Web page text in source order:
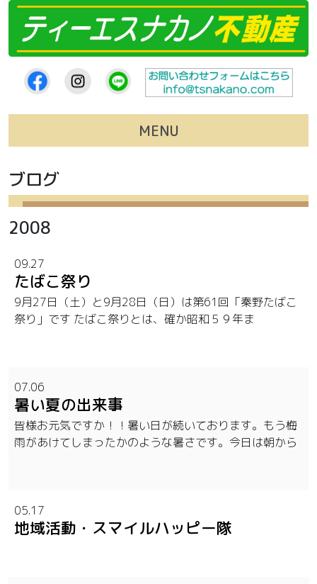
MENU
ブログ
2008
09.27
たばこ祭り
9月27日（土）と9月28日（日）は第61回「秦野たばこ
祭り」です たばこ祭りとは、確か昭和５９年ま
07.06
暑い夏の出来事
皆様お元気ですか！！暑い日が続いております。もう梅
雨があけてしまったかのような暑さです。今日は朝から
05.17
地域活動・スマイルハッピー隊